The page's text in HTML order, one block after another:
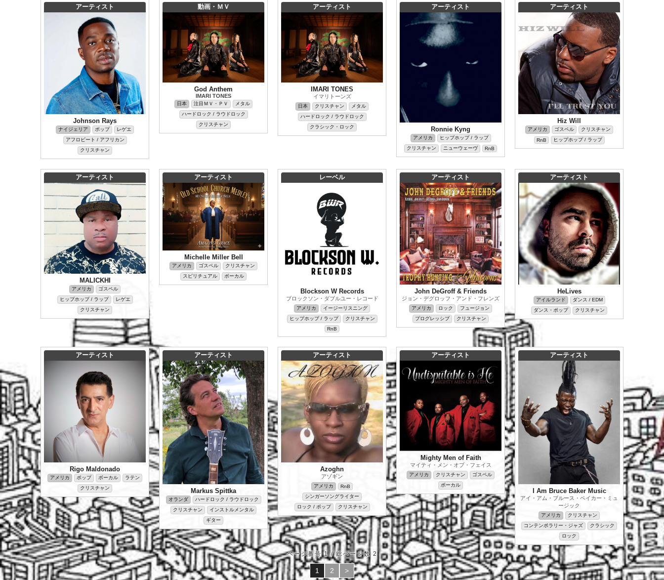
アーティスト
Johnson Rays
ナイジェリア ポップ
レゲエ
アフロビート / アフリカン
クリスチャン
動画・ＭＶ
God Anthem
IMARI TONES
日本 注目ＭＶ・ＰＶ
メタル
ハードロック / ラウドロック
クリスチャン
アーティスト
IMARI TONES
イマリトーンズ
日本 クリスチャン
メタル
ハードロック / ラウドロック
クラシック・ロック
アーティスト
Ronnie Kyng
アメリカ
ヒップホップ / ラップ
クリスチャン
ニューウェーヴ RnB
アーティスト
Hiz Will
アメリカ ゴスペル
クリスチャン
RnB
ヒップホップ / ラップ
アーティスト
MALICKHI
アメリカ
ゴスペル
ヒップホップ / ラップ
レゲエ
クリスチャン
アーティスト
Michelle Miller Bell
アメリカ ゴスペル
クリスチャン
スピリチュアル
ボーカル
レーベル
Blockson W Records
ブロックソン・ダブルユー・レコード
アメリカ
イージーリスニング
ヒップホップ / ラップ
クリスチャン
RnB
アーティスト
John DeGroff & Friends
ジョン・デグロッフ・アンド・フレンズ
アメリカ ロック
フュージョン
プログレッシブ
クリスチャン
アーティスト
HeLives
アイルランド
ダンス / EDM
ダンス・ポップ
クリスチャン
アーティスト
Rigo Maldonado
アメリカ ポップ ボーカル
ラテン
クリスチャン
アーティスト
Markus Spittka
オランダ
ハードロック / ラウドロック
クリスチャン
インストルメンタル
ギター
アーティスト
Azoghn
アゾギン
アメリカ
RnB
シンガーソングライター
ロック / ポップ
クリスチャン
アーティスト
Mighty Men of Faith
マイティ・メン・オブ・フェイス
アメリカ クリスチャン
ゴスペル
ボーカル
アーティスト
I Am Bruce Baker Music
アイ・アム・ブルース・ベイカー・ミュ
ージック
アメリカ
クリスチャン
コンテンポラリー・ジャズ
クラシック
ロック
ページ番号 1 / 総ページ数 2
1 2 >